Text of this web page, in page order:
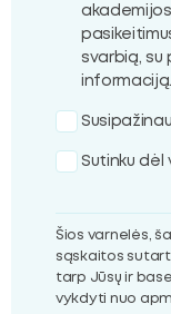
svarbią, su
informaciją.
Sutinku dėl
Šios varnelės,
sąskaitos
tarp Jūsų ir
vykdyti nuo